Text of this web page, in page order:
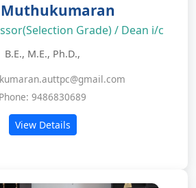
Grade) / Dean i/c
B.E., M.E., Ph.D.,
Phone: 9486830689
View Details